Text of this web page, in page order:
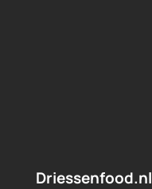
Driessenfood.nl